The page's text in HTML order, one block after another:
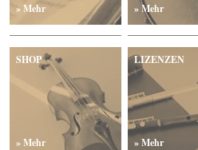
» Mehr » Mehr
SHOP
» Mehr
LIZENZEN
» Mehr